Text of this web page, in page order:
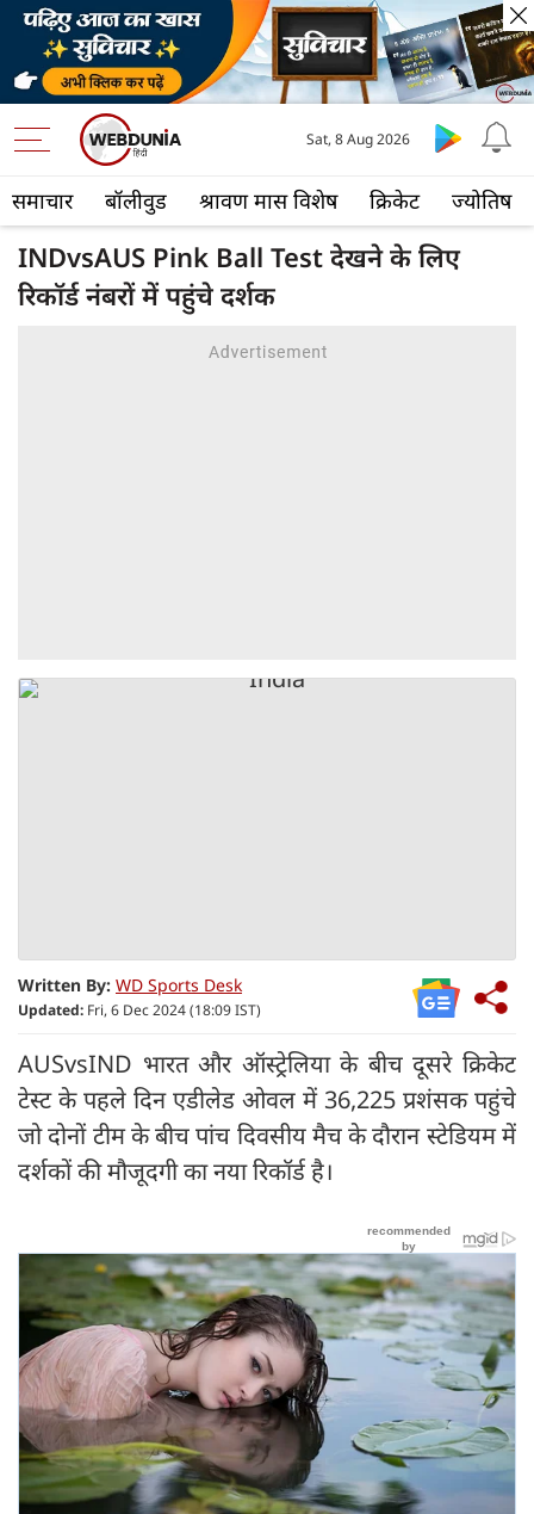
समाचार बॉलीवुड श्रावण मास विशेष क्रिकेट ज्योतिष
Sat, 8 Aug 2026
INDvsAUS Pink Ball Test देखने के लिए
रिकॉर्ड नंबरों में पहुंचे दर्शक
Written By: WD Sports Desk
Updated: Fri, 6 Dec 2024 (18:09 IST)
AUSvsIND भारत और ऑस्ट्रेलिया के बीच दूसरे क्रिकेट
टेस्ट के पहले दिन एडीलेड ओवल में 36,225 प्रशंसक पहुंचे
जो दोनों टीम के बीच पांच दिवसीय मैच के दौरान स्टेडियम में
दर्शकों की मौजूदगी का नया रिकॉर्ड है।